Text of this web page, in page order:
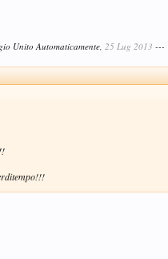
Unito Automaticamente, 25 Lug 2013 ---